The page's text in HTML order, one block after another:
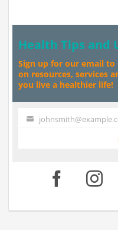
Health Tips and
Sign up for our email
on resources, services
you live a healthier life!
Your